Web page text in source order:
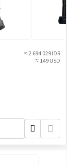
≈ 2 694 029 IDR
≈ 149 USD